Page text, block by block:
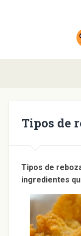
Tipos de
Tipos de
ingredientes